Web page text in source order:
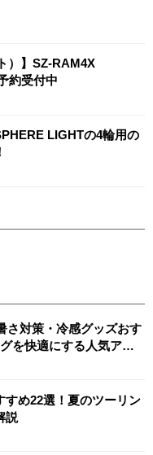
）】SZ-RAM4X
約受付中
LIGHTの4輪用の
さ対策・冷感グッズおす
を快適にする人気アイ
すめ22選！夏のツーリン
説